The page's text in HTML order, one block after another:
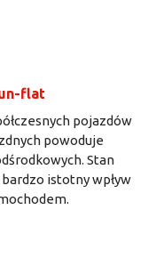
flat
pojazdów
powoduje
Stan
bardzo istotny wpływ